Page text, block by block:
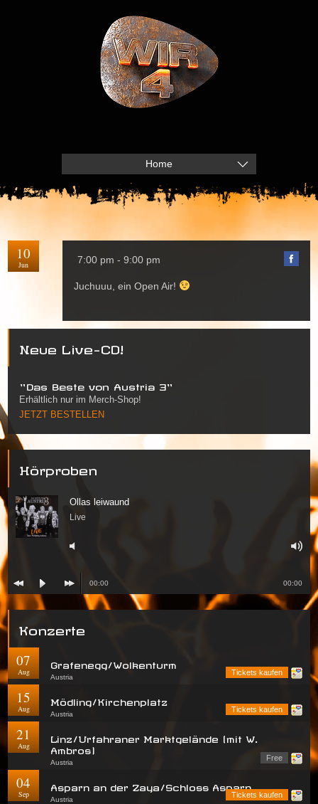
Home
10
Jun 7:00 pm - 9:00 pm
Juchuuu, ein Open Air!
Neue Live-CD!
"Das Beste von Austria 3"
Erhältlich nur im Merch-Shop!
JETZT BESTELLEN
Hörproben
Ollas leiwaund
Live
00:00 00:00
Konzerte
07
Aug
Grafenegg/Wolkenturm
Austria
Tickets kaufen
15
Aug
Mödling/Kirchenplatz
Austria
Tickets kaufen
21
Aug
Linz/Urfahraner Marktgelände (mit W.
Ambros)
Austria
Free
04
Sep
Asparn an der Zaya/Schloss Asparn
Austria
Tickets kaufen